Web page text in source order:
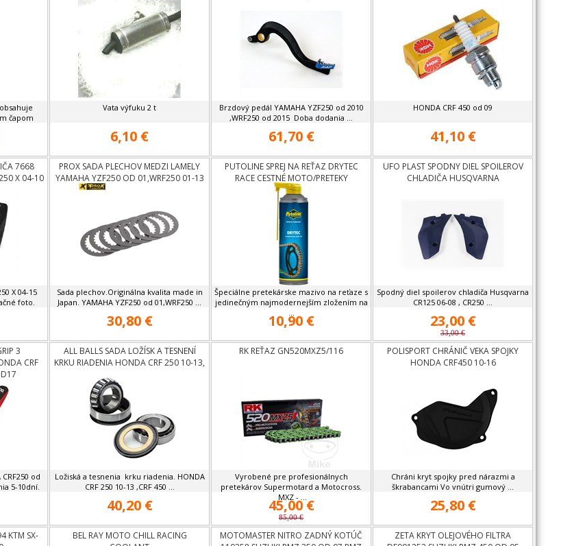
čapom
Vata výfuku 2 t
6,10 €
Brzdový pedál YAMAHA YZF250 od 2010
,WRF250 od 2015 Doba dodania ...
61,70 €
HONDA CRF 450 od 09
41,10 €
7668
X 04-10
X 04-15
foto.
PROX SADA PLECHOV MEDZI LAMELY
YAMAHA YZF250 OD 01,WRF250 01-13
Sada plechov.Originálna kvalita made in
Japan. YAMAHA YZF250 od 01,WRF250 ...
30,80 €
PUTOLINE SPREJ NA REŤAZ DRYTEC
RACE CESTNÉ MOTO/PRETEKY
Špeciálne pretekárske mazivo na reťaze s
jedinečným najmodernejším zložením na
...
10,90 €
UFO PLAST SPODNY DIEL SPOILEROV
CHLADIČA HUSQVARNA
Spodný diel spoilerov chladiča Husqvarna
CR125 06-08 , CR250 ...
23,00 €
33,00 €
3
CRF
od
5-10dní.
ALL BALLS SADA LOŽÍSK A TESNENÍ
KRKU RIADENIA HONDA CRF 250 10-13,
Ložiská a tesnenia krku riadenia. HONDA
CRF 250 10-13 ,CRF 450 ...
40,20 €
RK REŤAZ GN520MXZ5/116
Vyrobené pre profesionálnych
pretekárov Supermotard a Motocross.
MXZ - ...
45,00 €
85,00 €
POLISPORT CHRÁNIČ VEKA SPOJKY
HONDA CRF450 10-16
Chráni kryt spojky pred nárazmi a
škrabancami Vo vnútri gumový ...
25,80 €
KTM SX-
BEL RAY MOTO CHILL RACING
MOTOMASTER NITRO ZADNÝ KOTÚČ
ZETA KRYT OLEJOVÉHO FILTRA